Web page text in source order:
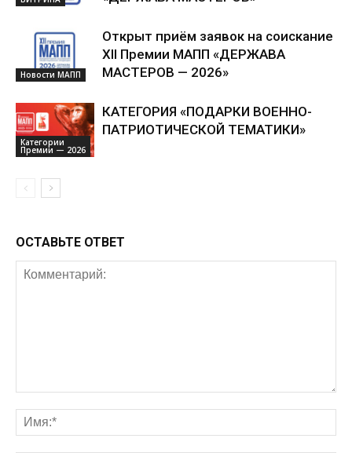
Новости МАПП
Открыт приём заявок на соискание
XII Премии МАПП «ДЕРЖАВА
МАСТЕРОВ — 2026»
Категории
Премии — 2026
КАТЕГОРИЯ «ПОДАРКИ ВОЕННО-
ПАТРИОТИЧЕСКОЙ ТЕМАТИКИ»
ОСТАВЬТЕ ОТВЕТ